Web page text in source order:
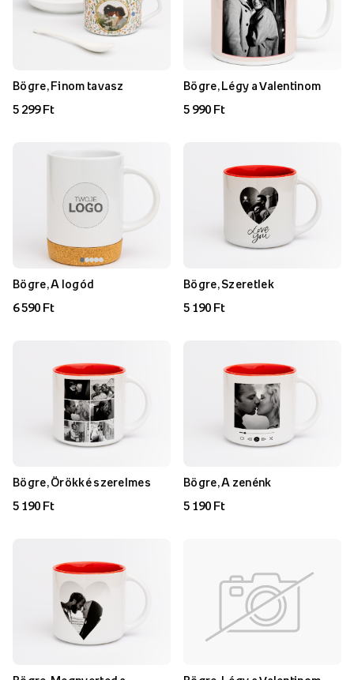
Bögre, Finom tavasz
5 299 Ft
Bögre, Légy a Valentinom
5 990 Ft
Bögre, A logód
6 590 Ft
Bögre, Szeretlek
5 190 Ft
Bögre, Örökké szerelmes
5 190 Ft
Bögre, A zenénk
5 190 Ft